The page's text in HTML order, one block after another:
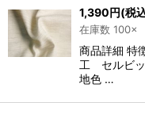
1,390円(税
在庫数 100×
商品詳細 特
工 セルビッ
地色 …